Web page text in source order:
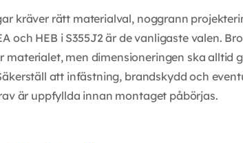
kräver rätt materialval, noggrann
och HEB i S355J2 är de vanligaste valen.
materialet, men dimensioneringen ska alltid
att infästning, brandskydd och
är uppfyllda innan montaget påbörjas.